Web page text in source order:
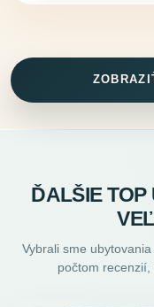
ĎALŠIE TOP
Vybrali sme
počtom